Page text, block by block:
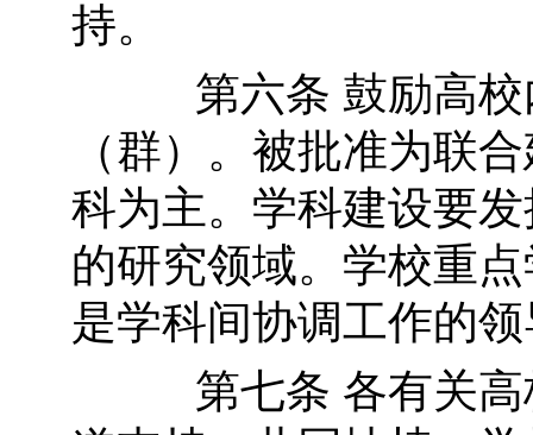
持。
第六条 鼓励高校
（群）。被批准为联
科为主。学科建设要
的研究领域。学校重
是学科间协调工作的
第七条 各有关高